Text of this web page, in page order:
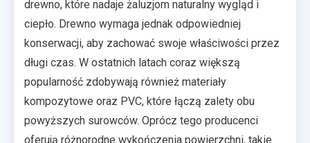
drewno, które nadaje żaluzjom naturalny wygląd i
ciepło. Drewno wymaga jednak odpowiedniej
konserwacji, aby zachować swoje właściwości przez
długi czas. W ostatnich latach coraz większą
popularność zdobywają również materiały
kompozytowe oraz PVC, które łączą zalety obu
powyższych surowców. Oprócz tego producenci
oferują różnorodne wykończenia powierzchni, takie